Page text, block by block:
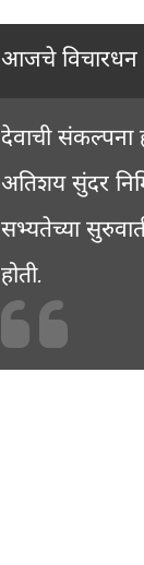
आजचे विचारधन
देवाची संकल्पना
अतिशय सुंदर
सभ्यतेच्या
होती.